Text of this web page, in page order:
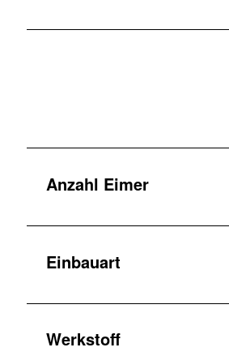
Anzahl Eimer
Einbauart
Werkstoff